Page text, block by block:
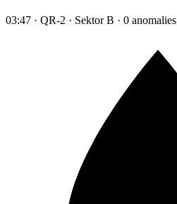
03:47 · QR-2 · Sektor B · 0 anomalies